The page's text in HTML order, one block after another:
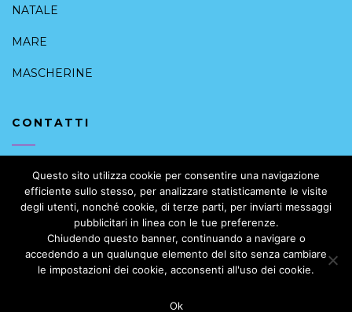
NATALE
MARE
MASCHERINE
CONTATTI
+39 091 6168088
info@intimoalcentrostorico.it
Vicolo Valguarnera, 10, 90133 Palermo PA, Italia
Questo sito utilizza cookie per consentire una navigazione
efficiente sullo stesso, per analizzare statisticamente le visite
degli utenti, nonché cookie, di terze parti, per inviarti messaggi
pubblicitari in linea con le tue preferenze.
Chiudendo questo banner, continuando a navigare o
accedendo a un qualunque elemento del sito senza cambiare
le impostazioni dei cookie, acconsenti all'uso dei cookie.
Ok